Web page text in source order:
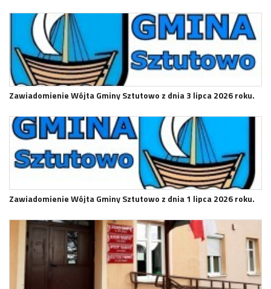
Zawiadomienie Wójta Gminy Sztutowo z dnia 3 lipca 2026 roku.
Zawiadomienie Wójta Gminy Sztutowo z dnia 1 lipca 2026 roku.